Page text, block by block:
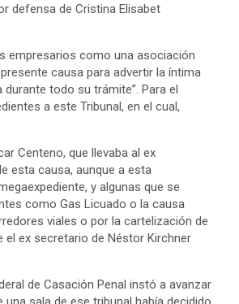
defensa de Cristina Elisabet
empresarios como una asociación
causa para advertir la íntima
todo su trámite”. Para el
a este Tribunal, en el cual,
Centeno, que llevaba al ex
esta causa, aunque a esta
y algunas que se
como Gas Licuado o la causa
viales o por la cartelización de
el ex secretario de Néstor Kirchner
de Casación Penal instó a avanzar